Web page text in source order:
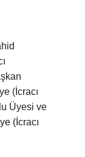
(İcracı
Üyesi ve
(İcracı